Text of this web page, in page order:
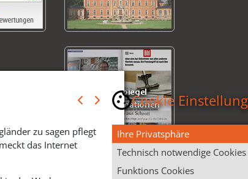
zu sagen pflegt
das Internet
Cookie
Ihre Privatsphäre
Technisch notwendige Cookies
Funktions Cookies